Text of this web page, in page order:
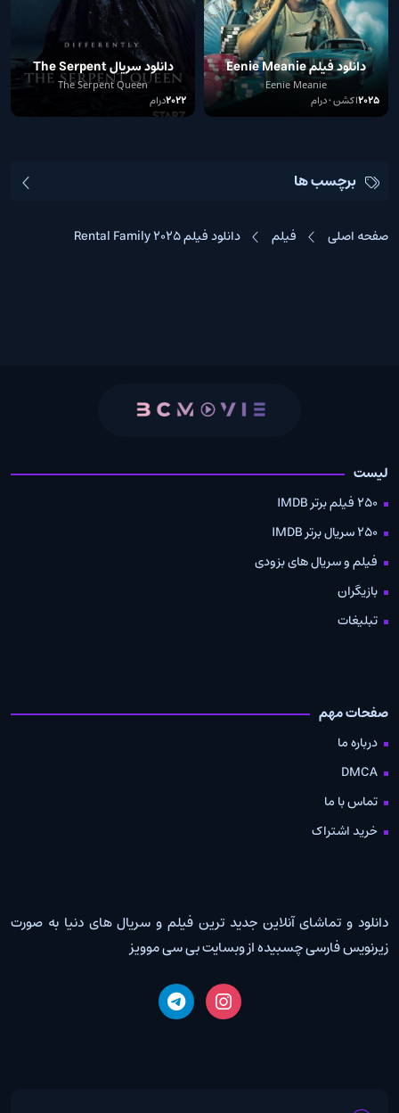
دانلود فیلم Eenie Meanie
Eenie Meanie
2025اکشن • درام
دانلود سریال The Serpent
Queen 2022
The Serpent Queen
2022درام
برچسب ها
صفحه اصلی فیلم دانلود فیلم Rental Family 2025
لیست
250 فیلم برتر IMDB
250 سریال برتر IMDB
فیلم و سریال های بزودی
بازیگران
تبلیغات
صفحات مهم
درباره ما
DMCA
تماس با ما
خرید اشتراک
دانلود و تماشای آنلاین جدید ترین فیلم و سریال های دنیا به صورت
زیرنویس فارسی چسبیده از وبسایت بی سی موویز